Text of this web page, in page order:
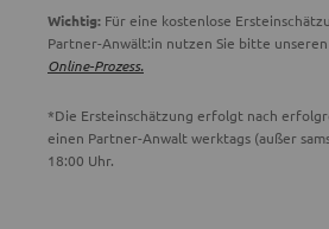
Wichtig: Für eine kostenlose
Partner-Anwält:in nutzen Sie bitte
Online-Prozess.
*Die Ersteinschätzung erfolgt nach
einen Partner-Anwalt werktags (außer
18:00 Uhr.